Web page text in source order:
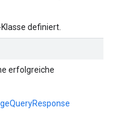
Klasse definiert.
erfolgreiche